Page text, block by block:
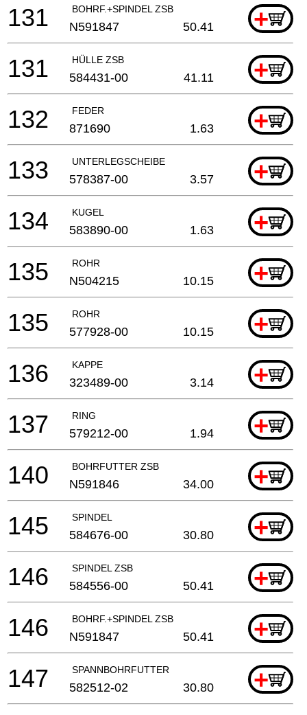
BOHRF.+SPINDEL ZSB +
131 N591847 50.41
HÜLLE ZSB +
131 584431-00 41.11
FEDER +
132 871690 1.63
UNTERLEGSCHEIBE +
133 578387-00 3.57
KUGEL +
134 583890-00 1.63
ROHR +
135 N504215 10.15
ROHR +
135 577928-00 10.15
KAPPE +
136 323489-00 3.14
RING +
137 579212-00 1.94
BOHRFUTTER ZSB +
140 N591846 34.00
SPINDEL +
145 584676-00 30.80
SPINDEL ZSB +
146 584556-00 50.41
BOHRF.+SPINDEL ZSB +
146 N591847 50.41
SPANNBOHRFUTTER +
147 582512-02 30.80